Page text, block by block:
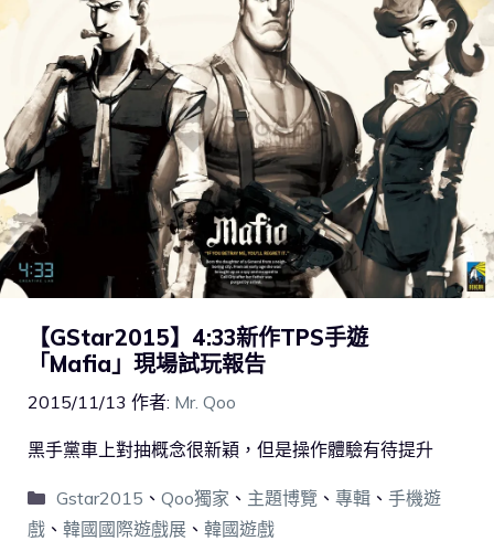
【GStar2015】4:33新作TPS手遊
「Mafia」現場試玩報告
2015/11/13 作者: Mr. Qoo
黑手黨車上對抽概念很新穎，但是操作體驗有待提升
Gstar2015 、 Qoo獨家 、 主題博覽 、 專輯、 手機遊
戲 、 韓國國際遊戲展 、 韓國遊戲